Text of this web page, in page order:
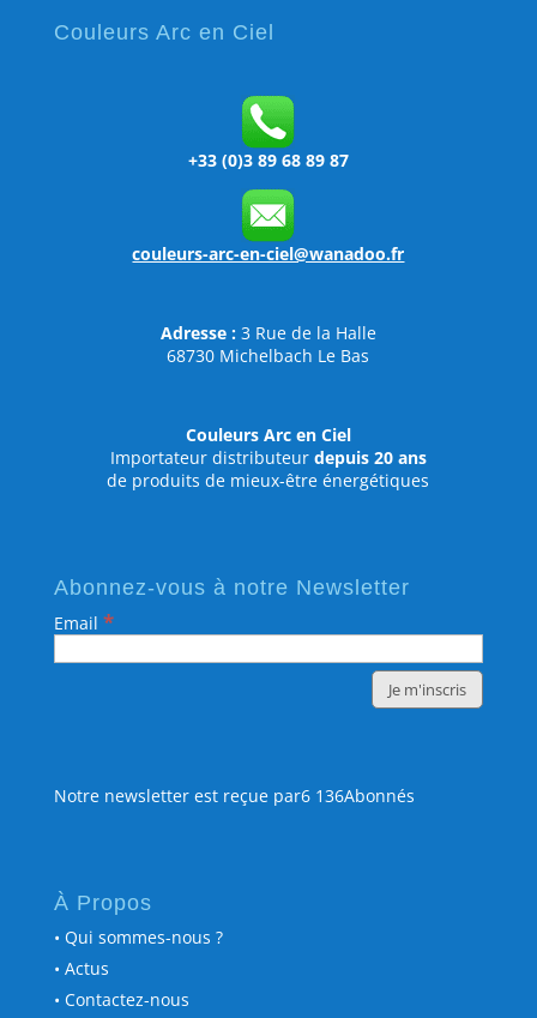
Couleurs Arc en Ciel
+33 (0)3 89 68 89 87
couleurs-arc-en-ciel@wanadoo.fr
Adresse : 3 Rue de la Halle
68730 Michelbach Le Bas
Couleurs Arc en Ciel
Importateur distributeur depuis 20 ans
de produits de mieux-être énergétiques
Abonnez-vous à notre Newsletter
Email *
Notre newsletter est reçue par6 136Abonnés
À Propos
• Qui sommes-nous ?
• Actus
• Contactez-nous